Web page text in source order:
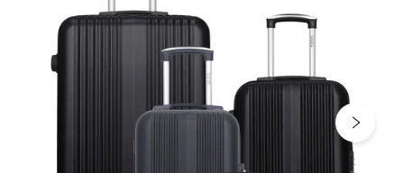
Next